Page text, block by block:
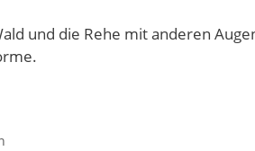
und die Rehe mit anderen